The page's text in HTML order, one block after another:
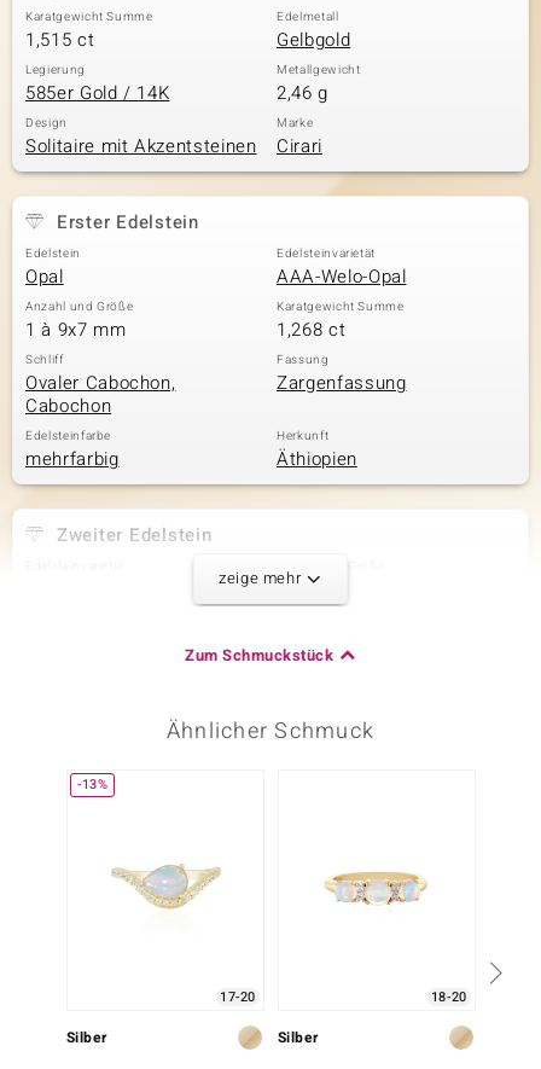
Karatgewicht Summe
1,515 ct
Edelmetall
Gelbgold
Legierung
585er Gold / 14K
Metallgewicht
2,46 g
Design
Solitaire mit Akzentsteinen
Marke
Cirari
Erster Edelstein
Edelstein
Opal
Edelsteinvarietät
AAA-Welo-Opal
Anzahl und Größe
1 à 9x7 mm
Karatgewicht Summe
1,268 ct
Schliff
Ovaler Cabochon,
Cabochon
Fassung
Zargenfassung
Edelsteinfarbe
mehrfarbig
Herkunft
Äthiopien
Zweiter Edelstein
2 à 3x2 mm
Baguette Treppenschliff
Dritter Edelstein
Runder Brillantschliff
zeige mehr
Zum Schmuckstück
Ähnlicher Schmuck
-13%
17-20
Silber
18-20
Silber